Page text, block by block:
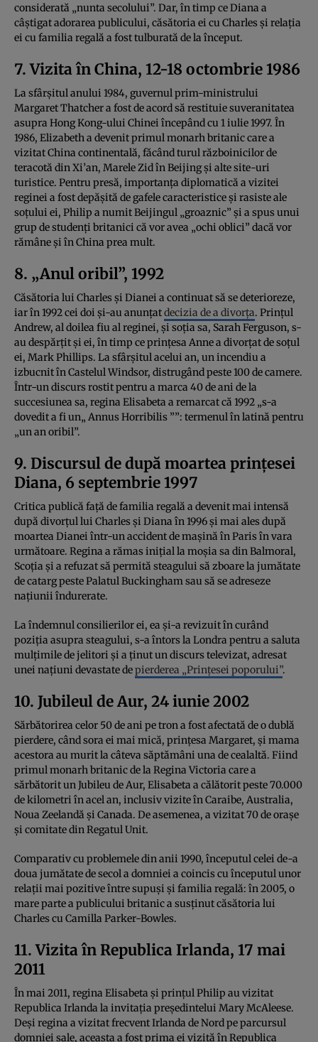
considerată „nunta secolului”. Dar, în timp ce Diana a
câștigat adorarea publicului, căsătoria ei cu Charles și relația
ei cu familia regală a fost tulburată de la început.
7. Vizita în China, 12-18 octombrie 1986
La sfârșitul anului 1984, guvernul prim-ministrului
Margaret Thatcher a fost de acord să restituie suveranitatea
asupra Hong Kong-ului Chinei începând cu 1 iulie 1997. În
1986, Elizabeth a devenit primul monarh britanic care a
vizitat China continentală, făcând turul războinicilor de
teracotă din Xi’an, Marele Zid în Beijing și alte site-uri
turistice. Pentru presă, importanța diplomatică a vizitei
reginei a fost depășită de gafele caracteristice și rasiste ale
soțului ei, Philip a numit Beijingul „groaznic” și a spus unui
grup de studenți britanici că vor avea „ochi oblici” dacă vor
rămâne și în China prea mult.
8. „Anul oribil”, 1992
Căsătoria lui Charles și Dianei a continuat să se deterioreze,
iar în 1992 cei doi și-au anunțatdecizia de a divorța. Prințul
Andrew, al doilea fiu al reginei, și soția sa, Sarah Ferguson, s-
au despărțit și ei, în timp ce prințesa Anne a divorțat de soțul
ei, Mark Phillips. La sfârșitul acelui an, un incendiu a
izbucnit în Castelul Windsor, distrugând peste 100 de camere.
Într-un discurs rostit pentru a marca 40 de ani de la
succesiunea sa, regina Elisabeta a remarcat că 1992 „s-a
dovedit a fi un„ Annus Horribilis ””: termenul în latină pentru
„un an oribil”.
9. Discursul de după moartea prințesei
Diana, 6 septembrie 1997
Critica publică față de familia regală a devenit mai intensă
după divorțul lui Charles și Diana în 1996 și mai ales după
moartea Dianei într-un accident de mașină în Paris în vara
următoare. Regina a rămas inițial la moșia sa din Balmoral,
Scoția și a refuzat să permită steagului să zboare la jumătate
de catarg peste Palatul Buckingham sau să se adreseze
națiunii îndurerate.
La îndemnul consilierilor ei, ea și-a revizuit în curând
poziția asupra steagului, s-a întors la Londra pentru a saluta
mulțimile de jelitori și a ținut un discurs televizat, adresat
unei națiuni devastate depierderea „Prințesei poporului”.
10. Jubileul de Aur, 24 iunie 2002
Sărbătorirea celor 50 de ani pe tron a fost afectată de o dublă
pierdere, când sora ei mai mică, prințesa Margaret, și mama
acestora au murit la câteva săptămâni una de cealaltă. Fiind
primul monarh britanic de la Regina Victoria care a
sărbătorit un Jubileu de Aur, Elisabeta a călătorit peste 70.000
de kilometri în acel an, inclusiv vizite în Caraibe, Australia,
Noua Zeelandă și Canada. De asemenea, a vizitat 70 de orașe
și comitate din Regatul Unit.
Comparativ cu problemele din anii 1990, începutul celei de-a
doua jumătate de secol a domniei a coincis cu începutul unor
relații mai pozitive între supuși și familia regală: în 2005, o
mare parte a publicului britanic a susținut căsătoria lui
Charles cu Camilla Parker-Bowles.
11. Vizita în Republica Irlanda, 17 mai
2011
În mai 2011, regina Elisabeta și prințul Philip au vizitat
Republica Irlanda la invitația președintelui Mary McAleese.
Deși regina a vizitat frecvent Irlanda de Nord pe parcursul
domniei sale, aceasta a fost prima ei vizită în Republica